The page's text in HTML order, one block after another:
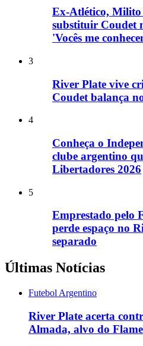
Ex-Atlético, Milito
substituir Coudet
'Vocês me
3
River Plate vive
Coudet balança
4
Conheça o
clube argentino
Libertadores 2026
5
Emprestado pelo
perde espaço no
separado
Últimas Notícias
Futebol Argentino
River Plate acerta
Almada, alvo do